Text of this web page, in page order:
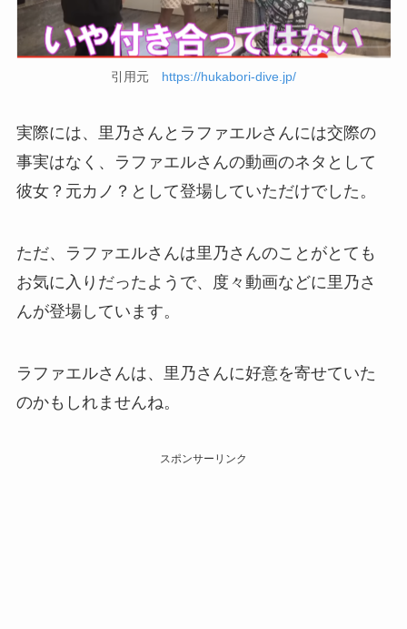
引用元 https://hukabori-dive.jp/
実際には、里乃さんとラファエルさんには交際の
事実はなく、ラファエルさんの動画のネタとして
彼女？元カノ？として登場していただけでした。
ただ、ラファエルさんは里乃さんのことがとても
お気に入りだったようで、度々動画などに里乃さ
んが登場しています。
ラファエルさんは、里乃さんに好意を寄せていた
のかもしれませんね。
スポンサーリンク